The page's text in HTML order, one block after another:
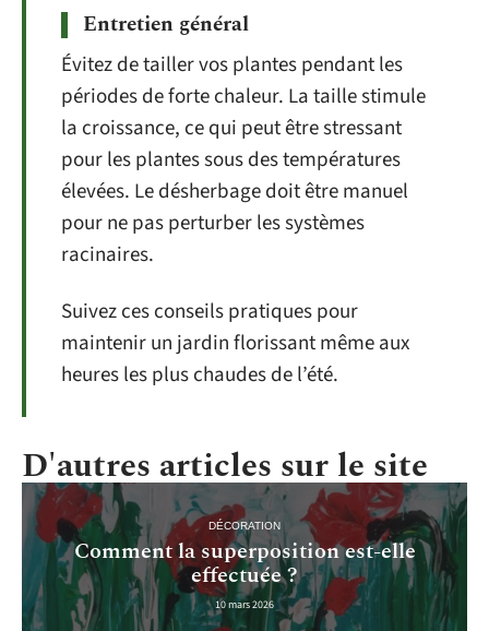
Entretien général
Évitez de tailler vos plantes pendant les
périodes de forte chaleur. La taille stimule
la croissance, ce qui peut être stressant
pour les plantes sous des températures
élevées. Le désherbage doit être manuel
pour ne pas perturber les systèmes
racinaires.
Suivez ces conseils pratiques pour
maintenir un jardin florissant même aux
heures les plus chaudes de l’été.
D'autres articles sur le site
DÉCORATION
Comment la superposition est-elle
effectuée ?
10 mars 2026